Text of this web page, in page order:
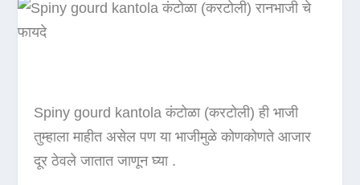
Spiny gourd kantola कंटोळा (करटोली) ही भाजी
तुम्हाला माहीत असेल पण या भाजीमुळे कोणकोणते आजार
दूर ठेवले जातात जाणून घ्या .